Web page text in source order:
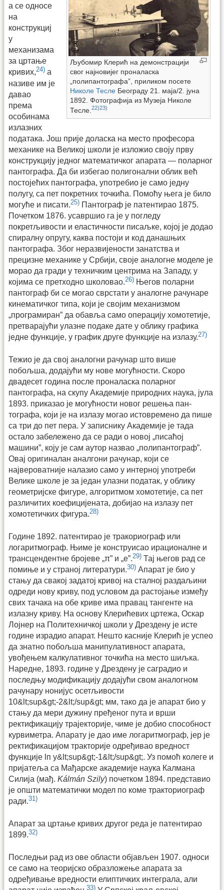
Љубомир Клерић на демонстрацији
свог најновијег проналаска
„полипантографа”, приликом посете
Николе Тесле Београду 21. маја/2. јуна
1892. Фотографија из Музеја Николе
Тесле. 22)23)
а се односе
на
конструкциј
у
механизама
за цртање
кривих,24) а
називе им је
давао
према
особинама
излазних
података. Још прије доласка на место професора
механике на Великој школи је изложио своју прву
конструкцију једног математичког апарата — поларног
пантографа. Да би избегао полигонални облик већ
постојећих пантографа, употребио је само једну
полугу, са пет покретних точкића. Помоћу њега је било
могуће и писати.25) Пантограф је патентирао 1875.
Почетком 1876. усавршио га је у погледу
покретљивости и еластичности писаљке, којој је додао
спиралну опругу, каква постоји и код данашњих
пантографа. Због неразвијености занатства и
прецизне механике у Србији, своје аналогне моделе је
морао да гради у техничким центрима на Западу, у
којима се претходно школовао.26) Његов поларни
пантограф би се могао сврстати у аналогне рачунаре
кинематичког типа, који је својим механизмом
„програмиран” да обавља само операцију хомотетије,
претварајући улазне по­даке дате у облику графика
једне функције, у график друге функције на излазу.27)
Тежио је да свој аналогни рачунар што више
побољша, додајући му нове могућности. Скоро
двадесет година после проналаска по­ларног
пантографа, на скупу Академије природних наука, јула
1893. приказао је могућности новог решења пан­
тографа, који је на излазу могао истовремено да пише
са три до пет пера. У записнику Академије је тада
остало забележено да се ради о новој „писаћој
машини”, коју је сам аутор назвао „полипантограф”.
Овај оригиналан аналгони рачунар, који се
највероватније налазио само у интерној употреби
Велике школе је за један улазни податак, у облику
геометријске фигуре, алгоритмом хомотетије, са пет
различитих коефицијената, добијао на излазу пет
хомотетичких фигура.28)
Године 1892. патентирао је тракориограф или
логаритмограф. Њиме је конструисао ирационалне и
трансцендентне бројеве „π” и „е”.29) Тај његов рад се
помиње и у страној литератури.30) Апарат је био у
стању да свакој задатој кривој на сталној раздаљини
одреди нову криву, под условом да растојање између
свих тачака на обе криве има правац тангенте на
излазну криву. На основу Клерићевих цртежа, Оскар
Лојнер на По­литехничкој школи у Дрездену је исте
године израдио апарат. Нешто касније Клерић је успео
да знатно побољша манипулативност апарата,
увођењем калкулативног точкића на место шиљка.
Наредне, 1893. године у Дрездену је саградио и
последњу модификацију додајући свом аналогном
рачунару нонијус осетљивости
10&lt;sup&gt;-2&lt;/sup&gt; мм, тако да је апарат био у
стању да мери дужину пређеног пута и врши
ректификацију трајекторије, чиме је добио способност
курвиметра. Апарату је дао име логаритмограф, јер је
ректификацијом тракторије одређивао вредност
функције lп у&lt;sup&gt;-1&lt;/sup&gt;. Уз помоћ колеге и
пријатеља са Мађарске академије наука Калмана
Силија (мађ. Kálmán Szily) почетком 1894. представио
је општи математички модел по коме тракториограф
ради.31)
Апарат за цртање кривих другог реда је патентирао
1899.32)
Последњи рад из ове области објављен 1907. односи
се само на теоријско образложење апарата за
одређивање вредности елиптичких интеграла, али
33)